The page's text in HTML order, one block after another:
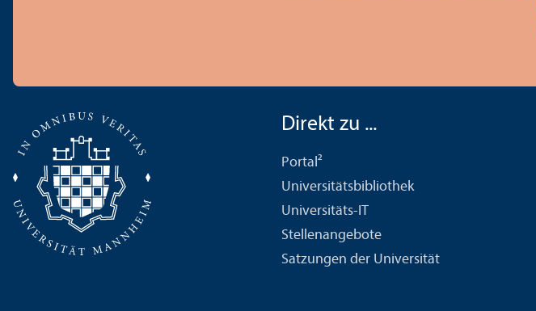
Direkt zu ...
Portal²
Universitäts­bibliothek
Universitäts-IT
Stellenangebote
Satzungen der Universität